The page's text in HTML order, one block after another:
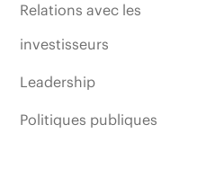
Relations avec les
investisseurs
Leadership
Politiques publiques